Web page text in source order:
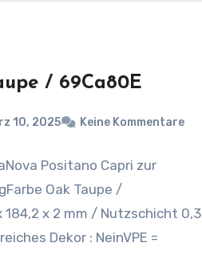
/ 69Ca80E
10, 2025 Keine Kommentare
Positano Capri zur
Oak Taupe /
184,2 x 2 mm / Nutzschicht 0,3
Dekor : NeinVPE =